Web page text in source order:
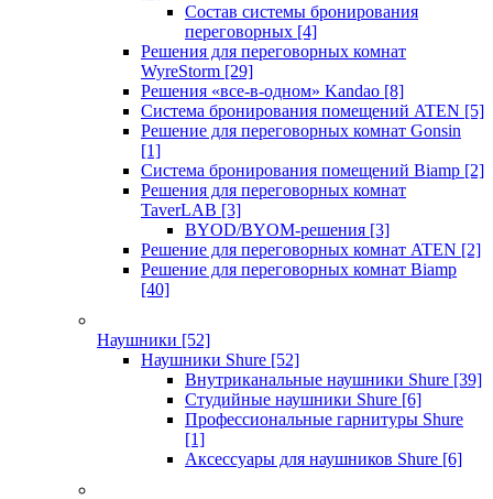
Состав системы бронирования
переговорных [4]
Решения для переговорных комнат
WyreStorm [29]
Решения «все-в-одном» Kandao [8]
Система бронирования помещений ATEN [5]
Решение для переговорных комнат Gonsin
[1]
Система бронирования помещений Biamp [2]
Решения для переговорных комнат
TaverLAB [3]
BYOD/BYOM-решения [3]
Решение для переговорных комнат ATEN [2]
Решение для переговорных комнат Biamp
[40]
Наушники [52]
Наушники Shure [52]
Внутриканальные наушники Shure [39]
Студийные наушники Shure [6]
Профессиональные гарнитуры Shure
[1]
Аксессуары для наушников Shure [6]